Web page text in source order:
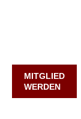
MITGLIED
WERDEN